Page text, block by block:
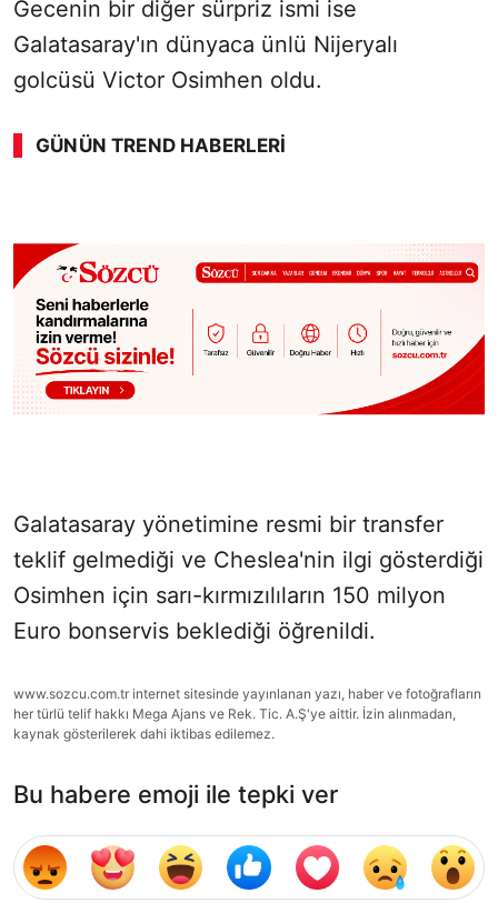
Gecenin bir diğer sürpriz ismi ise
Galatasaray'ın dünyaca ünlü Nijeryalı
golcüsü Victor Osimhen oldu.
GÜNÜN TREND HABERLERI
00:01 / 08:06
Galatasaray yönetimine resmi bir transfer
teklif gelmediği ve Cheslea'nin ilgi gösterdiği
Osimhen için sarı-kırmızılıların 150 milyon
Euro bonservis beklediği öğrenildi.
www.sozcu.com.tr internet sitesinde yayınlanan yazı, haber ve fotoğrafların
her türlü telif hakkı Mega Ajans ve Rek. Tic. A.Ş'ye aittir. İzin alınmadan,
kaynak gösterilerek dahi iktibas edilemez.
Bu habere emoji ile tepki ver